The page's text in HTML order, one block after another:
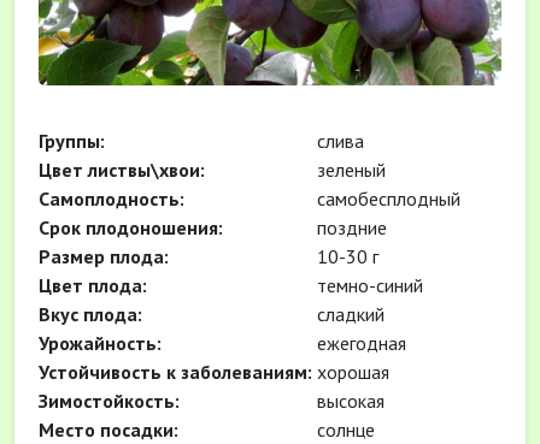
Группы:
слива
Цвет листвы\хвои:
зеленый
Самоплодность:
самобесплодный
Cрок плодоношения:
поздние
Размер плода:
10-30 г
Цвет плода:
темно-синий
Вкус плода:
сладкий
Урожайность:
ежегодная
Устойчивость к заболеваниям: хорошая
Зимостойкость:
высокая
Место посадки:
солнце